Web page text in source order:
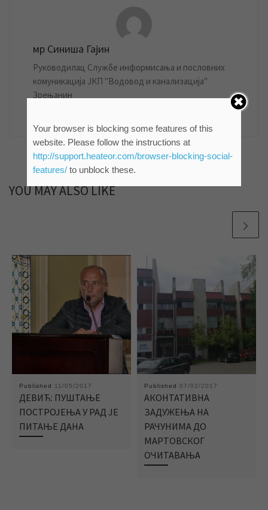
мр Синиша Гајин
Руководилац Службе информисања и пословних
комуникација ЈКП "Водовод и канализација"
Зрењанин
YOU MAY ALSO LIKE
Published 11/05/2017
ДЕВИЋ: ПУШТАЊЕ
ПОСТРОЈЕЊА У РАД ЈЕ
ПИТАЊЕ ДАНА
Published 07/02/2017
АКОНТАТИВНА
ЗАДУЖЕЊА НА
РАЧУНИМА ДО
МАРТОВСКОГ
ОЧИТАВАЊА
Your browser is blocking some features of this
website. Please follow the instructions at
http://support.heateor.com/browser-blocking-social-
features/to unblock these.